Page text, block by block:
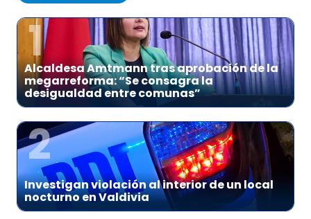
1
Alcaldesa Amtmann tras aprobación de la
megarreforma: “Se consagra la
desigualdad entre comunas”
2
Investigan violación al interior de un local
nocturno en Valdivia